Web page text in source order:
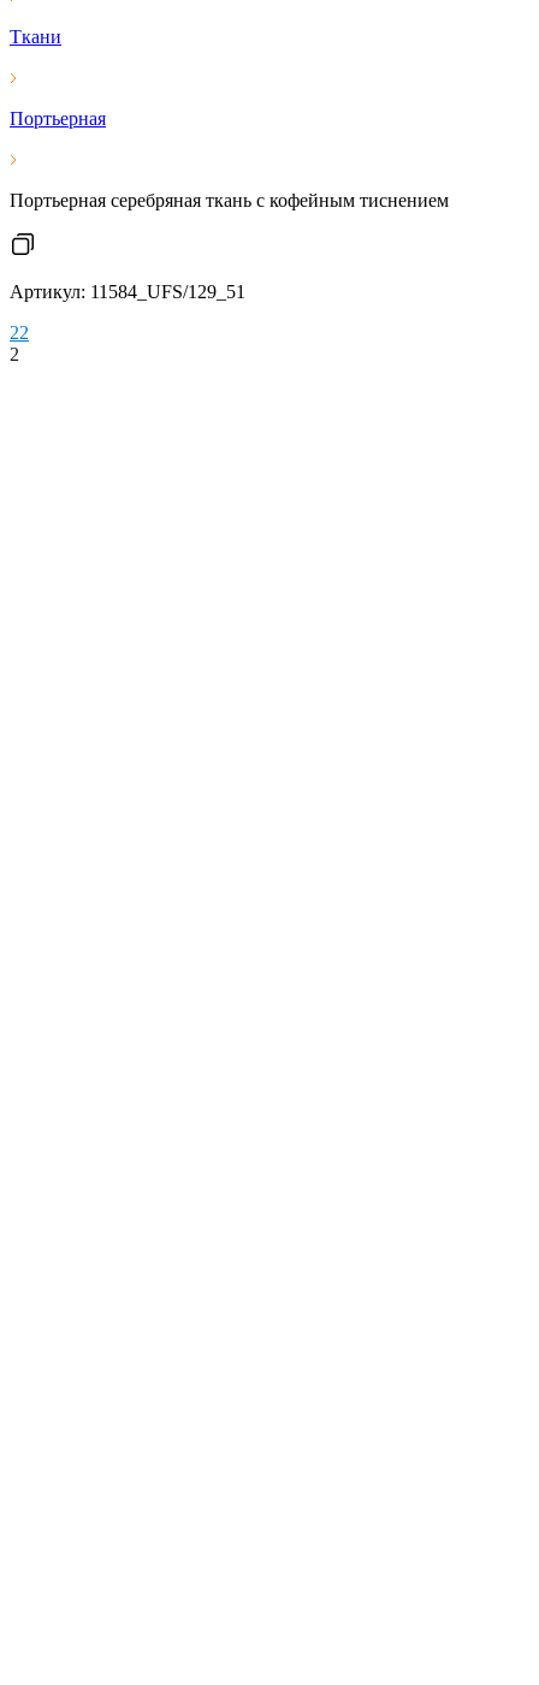
Ткани
Портьерная
Портьерная серебряная ткань с кофейным тиснением
Артикул: 11584_UFS/129_51
22
2